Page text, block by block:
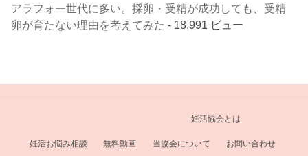
アラフォー世代に多い。採卵・受精が成功しても、受精
卵が育たない理由を考えてみた - 18,991 ビュー
妊活お悩み相談 無料動画
妊活協会とは
当協会について
お問い合わせ